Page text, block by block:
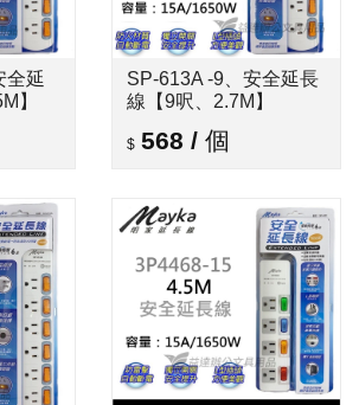
全延
】
SP-613A -9、安全延長
線【9呎、2.7M】
568 / 個